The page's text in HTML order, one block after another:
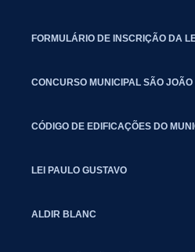
FORMULÁRIO DE INSCRIÇÃO DA
CONCURSO MUNICIPAL SÃO
CÓDIGO DE EDIFICAÇÕES DO
LEI PAULO GUSTAVO
ALDIR BLANC